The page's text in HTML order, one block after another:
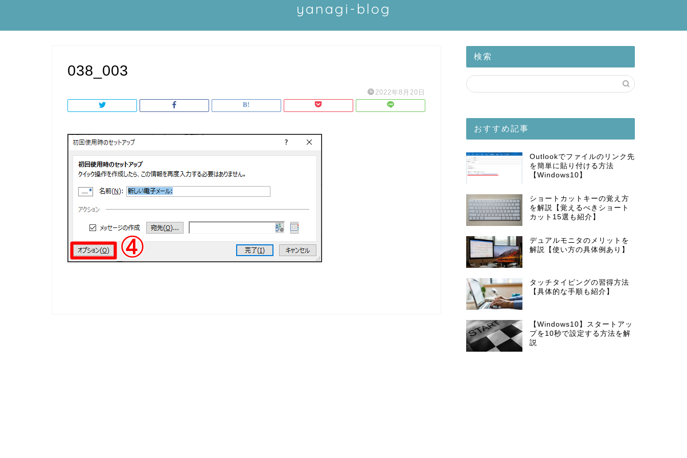
yanagi-blog
038_003
2022年8月20日
検索
おすすめ記事
Outlookでファイルのリンク先
を簡単に貼り付ける方法
【Windows10】
ショートカットキーの覚え方
を解説【覚えるべきショート
カット15選も紹介】
デュアルモニタのメリットを
解説【使い方の具体例あり】
タッチタイピングの習得方法
【具体的な手順も紹介】
【Windows10】スタートアッ
プを10秒で設定する方法を解
説